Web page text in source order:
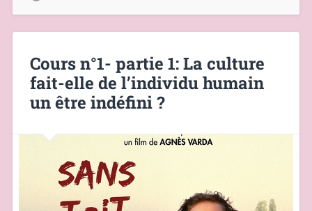
Cours n°1- partie 1: La culture
fait-elle de l’individu humain
un être indéfini ?